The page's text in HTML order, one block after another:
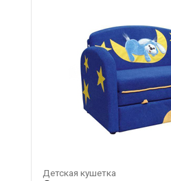
Детская кушетка